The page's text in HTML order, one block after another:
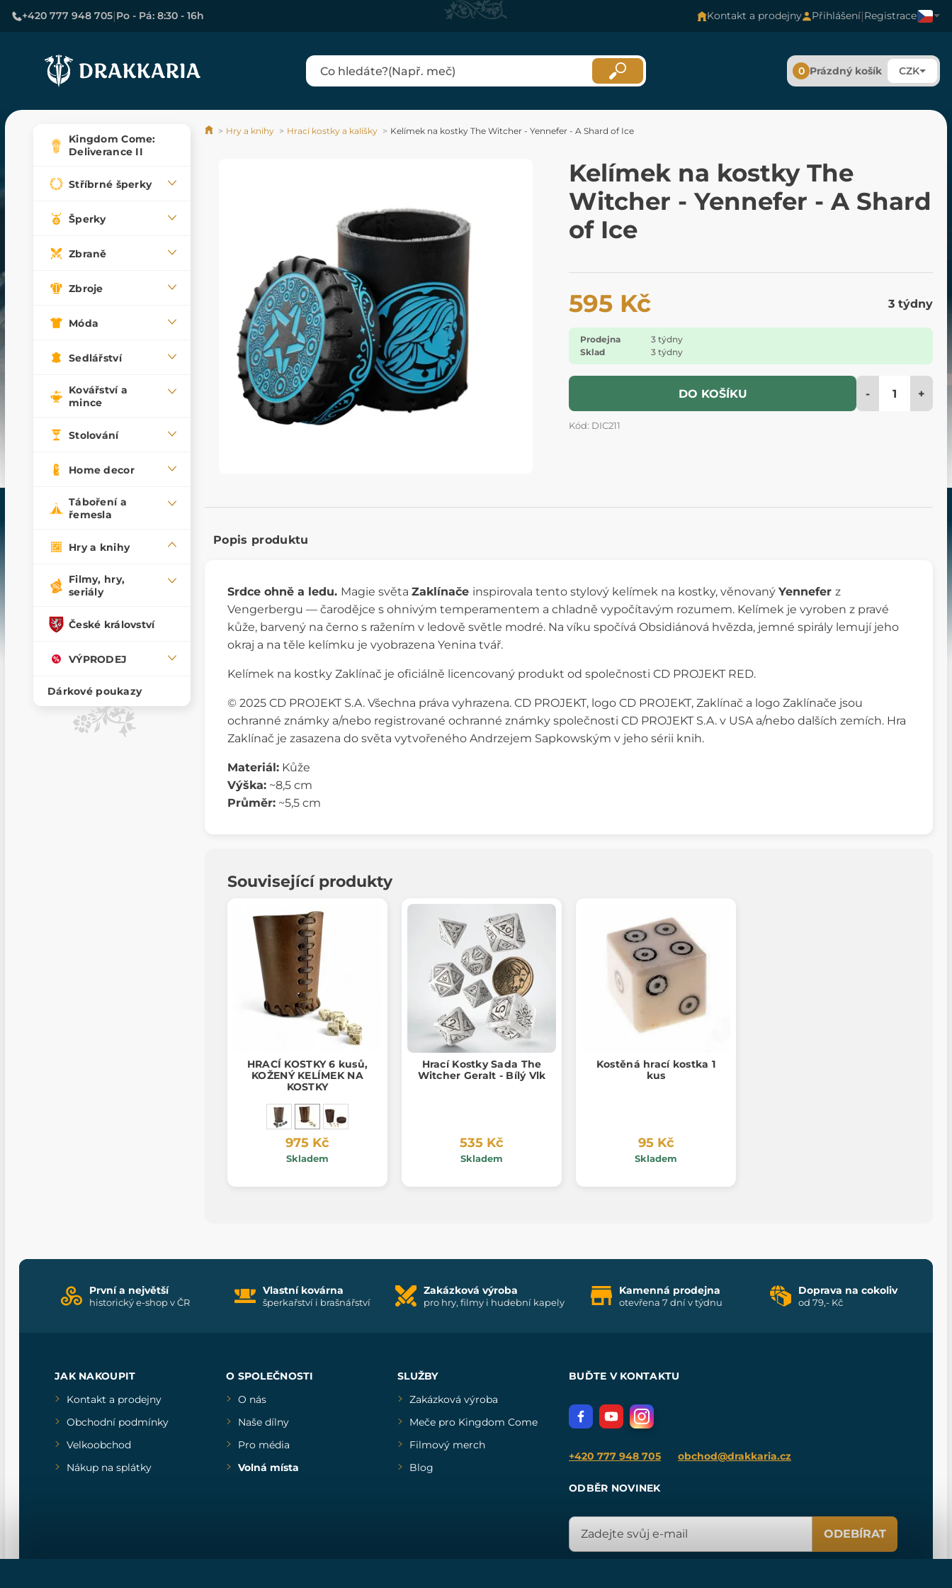
+420 777 948 705|Po - Pá: 8:30 - 16h Kontakt a prodejny Přihlášení|Registrace
0 Prázdný košík CZK
Kingdom Come:
Deliverance II
Stříbrné šperky
Šperky
Zbraně
Zbroje
Móda
Sedlářství
Kovářství a
mince
Stolování
Home decor
Táboření a
řemesla
Hry a knihy
Filmy, hry,
seriály
České království
VÝPRODEJ
Dárkové poukazy
Hry a knihy Hrací kostky a kalíšky Kelímek na kostky The Witcher - Yennefer - A Shard of Ice
Kelímek na kostky The
Witcher - Yennefer - A Shard
of Ice
595 Kč 3 týdny
Prodejna
3 týdny
Sklad
3 týdny
DO KOŠÍKU - +
Kód: DIC211
Popis produktu
Srdce ohně a ledu. Magie světa Zaklínače inspirovala tento stylový kelímek na kostky, věnovaný Yennefer z
Vengerbergu — čarodějce s ohnivým temperamentem a chladně vypočítavým rozumem. Kelímek je vyroben z pravé
kůže, barvený na černo s ražením v ledově světle modré. Na víku spočívá Obsidiánová hvězda, jemné spirály lemují jeho
okraj a na těle kelímku je vyobrazena Yenina tvář.
Kelímek na kostky Zaklínač je oficiálně licencovaný produkt od společnosti CD PROJEKT RED.
© 2025 CD PROJEKT S.A. Všechna práva vyhrazena. CD PROJEKT, logo CD PROJEKT, Zaklínač a logo Zaklínače jsou
ochranné známky a/nebo registrované ochranné známky společnosti CD PROJEKT S.A. v USA a/nebo dalších zemích. Hra
Zaklínač je zasazena do světa vytvořeného Andrzejem Sapkowským v jeho sérii knih.
Materiál: Kůže
Výška: ~8,5 cm
Průměr: ~5,5 cm
Související produkty
HRACÍ KOSTKY 6 kusů,
KOŽENÝ KELÍMEK NA
KOSTKY
975 Kč
Skladem
Hrací Kostky Sada The
Witcher Geralt - Bílý Vlk
535 Kč
Skladem
Kostěná hrací kostka 1
kus
95 Kč
Skladem
První a největší
historický e-shop v ČR
Vlastní kovárna
šperkařství i brašnářství
Zakázková výroba
pro hry, filmy i hudební kapely
Kamenná prodejna
otevřena 7 dní v týdnu
Doprava na cokoliv
od 79,- Kč
JAK NAKOUPIT
Kontakt a prodejny
Obchodní podmínky
Velkoobchod
Nákup na splátky
O SPOLEČNOSTI
O nás
Naše dílny
Pro média
Volná místa
SLUŽBY
Zakázková výroba
Meče pro Kingdom Come
Filmový merch
Blog
BUĎTE V KONTAKTU
+420 777 948 705 obchod@drakkaria.cz
ODBĚR NOVINEK
ODEBÍRAT